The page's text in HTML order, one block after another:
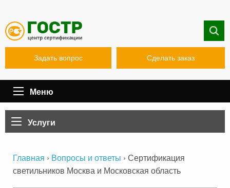
Задать вопрос Сделать заказ
Меню
Услуги
Главная › Вопросы и ответы › Сертификация
светильников Москва и Московская область